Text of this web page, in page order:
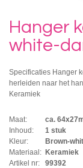
Hanger
white-
Specificaties Hanger
herleiden naar het
Keramiek
Maat:
ca.
Inhoud:
1 stuk
Kleur:
Brown-
Materiaal: Keramiek
Artikel nr:
99392